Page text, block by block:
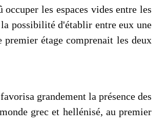
les espaces vides entre les
possibilité d'établir entre eux une
étage comprenait les deux
grandement la présence des
grec et hellénisé, au premier